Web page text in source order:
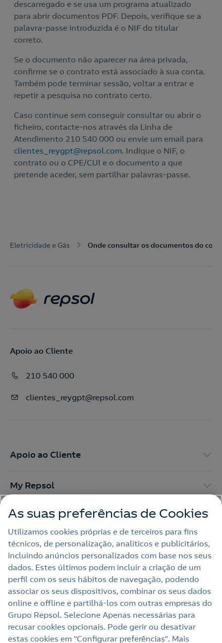
descarregado e se usa um programa atualizado
para abrir documentos PDF. Depois, verifique se a
palavra-passe introduzida é o NIF do titular
correto.
Se o documento não aparecer na área privada,
confirme se o contrato está associado à sua conta.
Também pode terminar sessão, voltar a entrar e
repetir a pesquisa no contrato certo.
Caso continue sem conseguir consultar ou abrir o
ficheiro, contacte-nos através da Linha de
Atendimento 210 540 000 ou envie um email para
clientes_reygpt@repsol.com. Indique o NIF, o
contrato ou o CPE/CUI e o documento a que
pretende aceder, sem partilhar palavras-passe.
Eletricidade e Gás Onde consultar os documentos do
Apoio ao Cliente
210 540 000
clientes_reygpt@repsol.com
Apoio ao Cliente
My Repsol
Outras Energias
Links Úteis
Nota legal
Política de privacidade
Política de cookies
As suas preferências de Cookies
Utilizamos cookies próprias e de terceiros para fins
técnicos, de personalização, analíticos e publicitários,
incluindo anúncios personalizados com base nos seus
dados. Estes últimos podem incluir a criação de um
perfil com os seus hábitos de navegação, podendo
associar os seus dispositivos, combinar os seus dados
online e offline e partilhá‑los com outras empresas do
Grupo Repsol. Selecione Apenas necessárias para
recusar cookies opcionais. Pode gerir ou desativar
estas cookies em “Configurar preferências”. Mais